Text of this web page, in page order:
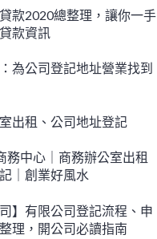
款2020總整理，讓你一手
款資訊
為公司登記地址營業找到
出租、公司地址登記
務中心｜商務辦公室出租
記｜創業好風水
司】有限公司登記流程、申
理，開公司必讀指南